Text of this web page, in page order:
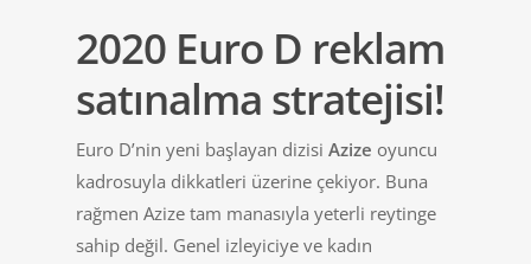
2020 Euro D reklam
satınalma stratejisi!
Euro D’nin yeni başlayan dizisi Azize oyuncu
kadrosuyla dikkatleri üzerine çekiyor. Buna
rağmen Azize tam manasıyla yeterli reytinge
sahip değil. Genel izleyiciye ve kadın